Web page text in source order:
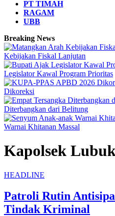
PT TIMAH
RAGAM
UBB
Breaking News
Kebijakan Fiskal Lanjutan
Legislator Kawal Program Prioritas
Dikoreksi
Diterbangkan dari Belitung
Warnai Khitanan Massal
Kapolsek
HEADLINE
Patroli Rutin
Tindak Kriminal